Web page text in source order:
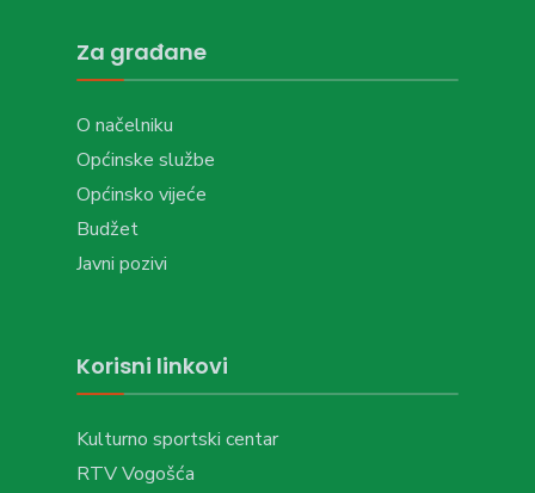
Za građane
O načelniku
Općinske službe
Općinsko vijeće
Budžet
Javni pozivi
Korisni linkovi
Kulturno sportski centar
RTV Vogošća